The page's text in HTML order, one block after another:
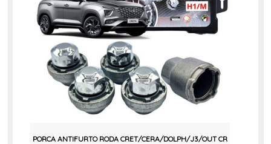
PORCA ANTIFURTO RODA CRET/CERA/DOLPH/J3/OUT CR